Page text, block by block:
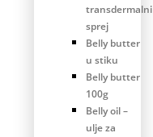
transdermalni
sprej
Belly butter
u stiku
Belly butter
100g
Belly oil –
ulje za